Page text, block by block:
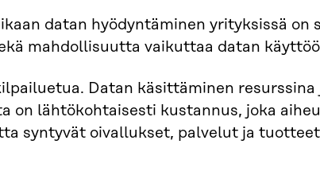
datan hyödyntäminen yrityksissä on
mahdollisuutta vaikuttaa datan
Datan käsittäminen resurssina
lähtökohtaisesti kustannus, joka
syntyvät oivallukset, palvelut ja